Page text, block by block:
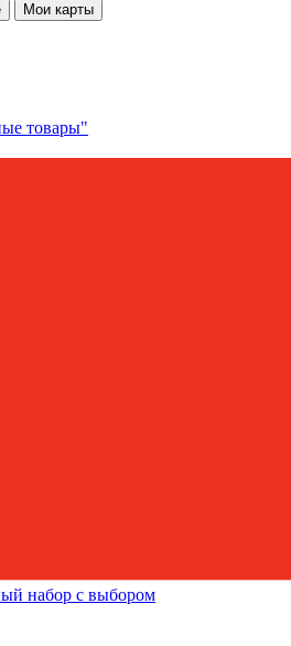
Мои карты
товары"
набор с выбором